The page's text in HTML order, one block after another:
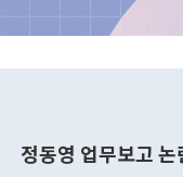
정동영 업무보고 논